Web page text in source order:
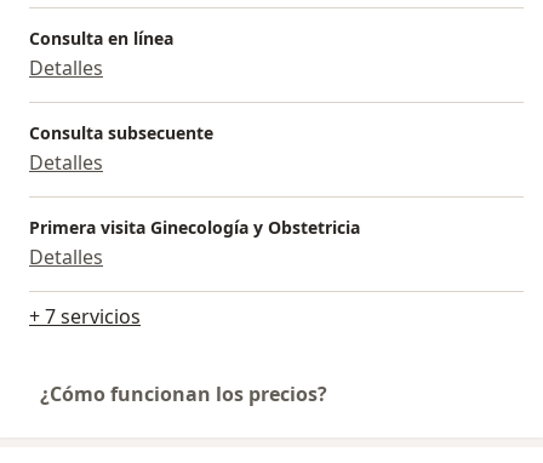
Consulta en línea
Detalles
Consulta subsecuente
Detalles
Primera visita Ginecología y Obstetricia
Detalles
+ 7 servicios
¿Cómo funcionan los precios?